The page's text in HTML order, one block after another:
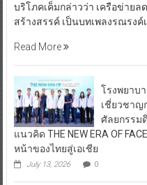
บริโภคเค็มกล่าวว่า เครือข่าย
สร้างสรรค์ เป็นบทเพลงรณรงค์
Read More
โรงพยาบ
เชี่ยวชาญ
ศัลยกรรม
แนวคิด THE NEW ERA OF
หน้าของไทยสู่เอเชีย
July 13, 2026 0